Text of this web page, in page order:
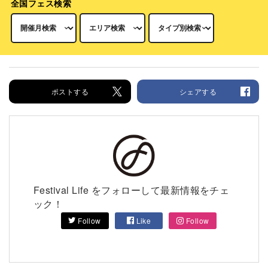
全国フェス検索
ポストする シェアする
Festival Life をフォローして最新情報をチェ
ック！
Follow Like Follow